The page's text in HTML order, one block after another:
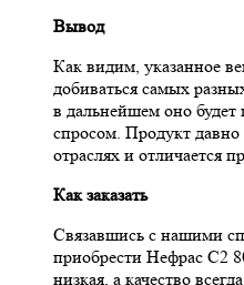
Вывод
Как видим, указанное
добиваться самых
в дальнейшем оно будет
спросом. Продукт давно
отраслях и отличается
Как заказать
Связавшись с нашими
приобрести Нефрас С2
низкая, а качество